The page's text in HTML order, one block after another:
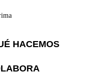
HACEMOS